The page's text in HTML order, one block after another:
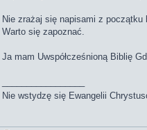
Nie zrażaj się napisami z początku
Warto się zapoznać.
Ja mam Uwspółcześnioną Biblię
Nie wstydzę się Ewangelii